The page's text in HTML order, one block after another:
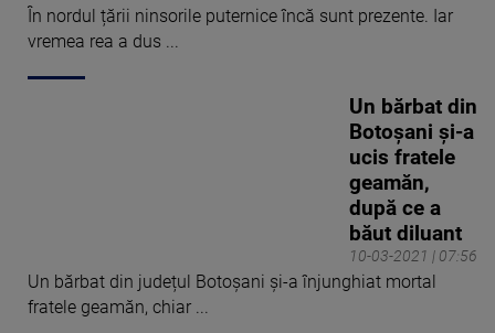
În nordul țării ninsorile puternice încă sunt prezente. Iar
vremea rea a dus ...
10-03-2021 | 07:56
Un bărbat din
Botoșani și-a
ucis fratele
geamăn,
după ce a
băut diluant
Un bărbat din județul Botoșani și-a înjunghiat mortal
fratele geamăn, chiar ...